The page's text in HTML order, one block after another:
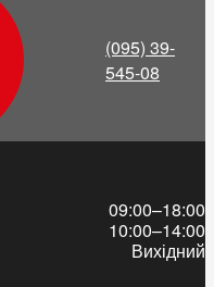
(095) 39-
545-08
09:00–18:00
10:00–14:00
Вихідний